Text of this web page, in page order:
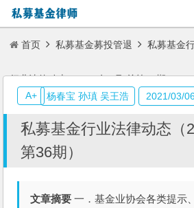
首页 私募基金募投管退 私募基金
行业法律动态（2021年2月/总第36期）
私募基金行业法律动态（
第36期）
文章摘要 一．基金业协会各类提示
杨春宝 孙瑱 吴王浩 2021/03/
A+